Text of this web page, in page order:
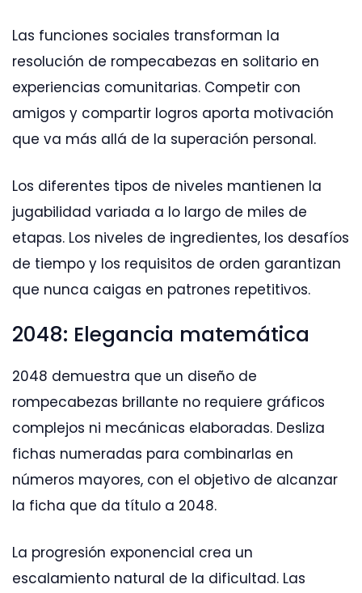
Las funciones sociales transforman la
resolución de rompecabezas en solitario en
experiencias comunitarias. Competir con
amigos y compartir logros aporta motivación
que va más allá de la superación personal.
Los diferentes tipos de niveles mantienen la
jugabilidad variada a lo largo de miles de
etapas. Los niveles de ingredientes, los desafíos
de tiempo y los requisitos de orden garantizan
que nunca caigas en patrones repetitivos.
2048: Elegancia matemática
2048 demuestra que un diseño de
rompecabezas brillante no requiere gráficos
complejos ni mecánicas elaboradas. Desliza
fichas numeradas para combinarlas en
números mayores, con el objetivo de alcanzar
la ficha que da título a 2048.
La progresión exponencial crea un
escalamiento natural de la dificultad. Las